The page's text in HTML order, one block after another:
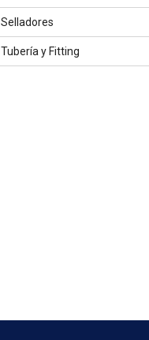
Selladores
Tubería y Fitting